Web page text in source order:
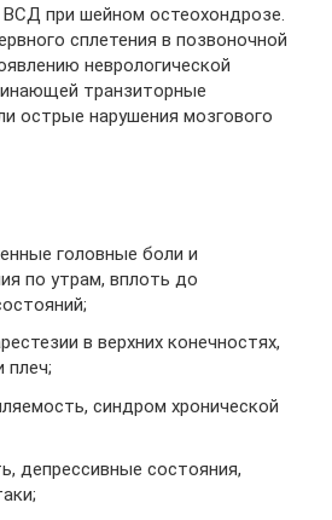
при шейном остеохондрозе.
сплетения в позвоночной
неврологической
транзиторные
острые нарушения мозгового
головные боли и
по утрам, вплоть до
в верхних конечностях,
плеч;
синдром хронической
депрессивные состояния,